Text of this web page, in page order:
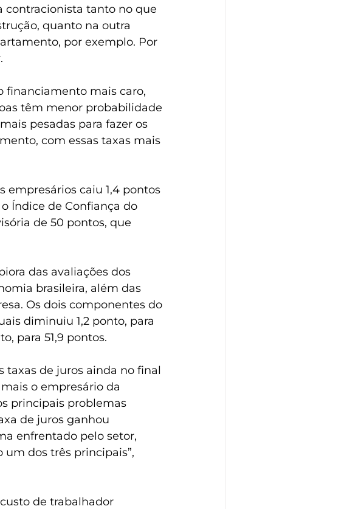
tanto no que
quanto na outra
por exemplo. Por
financiamento mais caro,
têm menor probabilidade
pesadas para fazer os
com essas taxas mais
caiu 1,4 pontos
Índice de Confiança do
de 50 pontos, que
das avaliações dos
brasileira, além das
Os dois componentes do
diminuiu 1,2 ponto, para
para 51,9 pontos.
taxas de juros ainda no final
o empresário da
principais problemas
de juros ganhou
enfrentado pelo setor,
dos três principais”,
de trabalhador